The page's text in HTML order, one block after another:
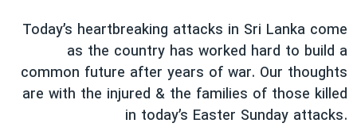
Today’s heartbreaking attacks in Sri Lanka come
as the country has worked hard to build a
common future after years of war. Our thoughts
are with the injured & the families of those killed
in today’s Easter Sunday attacks.